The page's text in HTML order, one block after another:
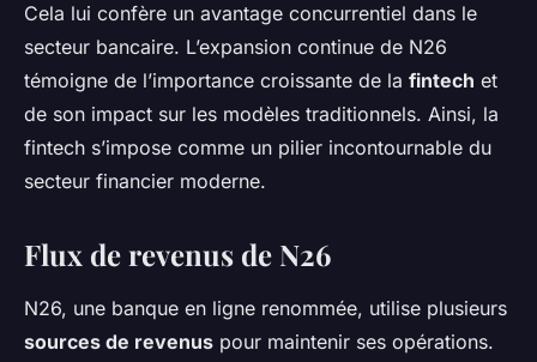
Cela lui confère un avantage concurrentiel dans le
secteur bancaire. L’expansion continue de N26
témoigne de l’importance croissante de la fintech et
de son impact sur les modèles traditionnels. Ainsi, la
fintech s’impose comme un pilier incontournable du
secteur financier moderne.
Flux de revenus de N26
N26, une banque en ligne renommée, utilise plusieurs
sources de revenus pour maintenir ses opérations.